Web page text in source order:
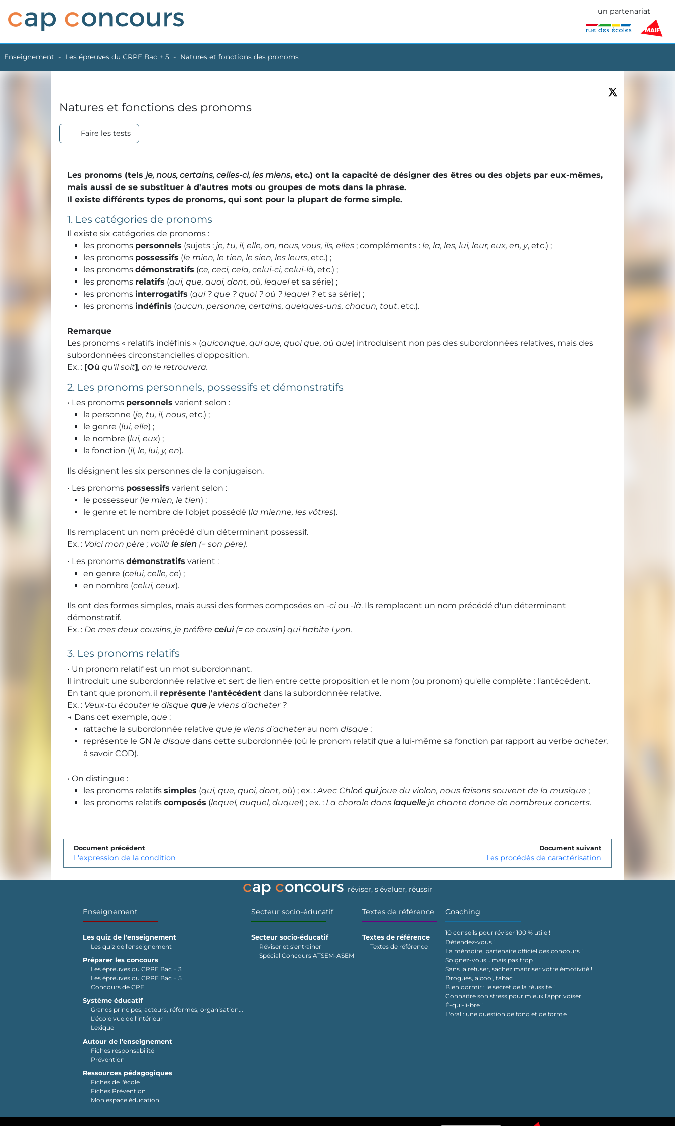
un partenariat
Enseignement Les épreuves du CRPE Bac + 5 Natures et fonctions des pronoms
Natures et fonctions des pronoms
Faire les tests
Les pronoms (tels je, nous, certains, celles-ci, les miens, etc.) ont la capacité de désigner des êtres ou des objets par eux-mêmes,
mais aussi de se substituer à d'autres mots ou groupes de mots dans la phrase.
Il existe différents types de pronoms, qui sont pour la plupart de forme simple.
1. Les catégories de pronoms
Il existe six catégories de pronoms :
les pronoms personnels (sujets : je, tu, il, elle, on, nous, vous, ils, elles ; compléments : le, la, les, lui, leur, eux, en, y, etc.) ;
les pronoms possessifs (le mien, le tien, le sien, les leurs, etc.) ;
les pronoms démonstratifs (ce, ceci, cela, celui-ci, celui-là, etc.) ;
les pronoms relatifs (qui, que, quoi, dont, où, lequelet sa série) ;
les pronoms interrogatifs (qui ? que ? quoi ? où ? lequel ? et sa série) ;
les pronoms indéfinis (aucun, personne, certains, quelques-uns, chacun, tout, etc.).
Remarque
Les pronoms « relatifs indéfinis » (quiconque, qui que, quoi que, où que) introduisent non pas des subordonnées relatives, mais des
subordonnées circonstancielles d'opposition.
Ex. : [Où qu'il soit], on le retrouvera.
2. Les pronoms personnels, possessifs et démonstratifs
• Les pronoms personnels varient selon :
la personne (je, tu, il, nous, etc.) ;
le genre (lui, elle) ;
le nombre (lui, eux) ;
la fonction (il, le, lui, y, en).
Ils désignent les six personnes de la conjugaison.
• Les pronoms possessifs varient selon :
le possesseur (le mien, le tien) ;
le genre et le nombre de l'objet possédé (la mienne, les vôtres).
Ils remplacent un nom précédé d'un déterminant possessif.
Ex. : Voici mon père ; voilà le sien (= son père).
• Les pronoms démonstratifs varient :
en genre (celui, celle, ce) ;
en nombre (celui, ceux).
Ils ont des formes simples, mais aussi des formes composées en -ciou -là. Ils remplacent un nom précédé d'un déterminant
démonstratif.
Ex. : De mes deux cousins, je préfère celui(= ce cousin) qui habite Lyon.
3. Les pronoms relatifs
• Un pronom relatif est un mot subordonnant.
Il introduit une subordonnée relative et sert de lien entre cette proposition et le nom (ou pronom) qu'elle complète : l'antécédent.
En tant que pronom, il représente l'antécédent dans la subordonnée relative.
Ex. : Veux-tu écouter le disque que je viens d'acheter ?
→ Dans cet exemple, que :
rattache la subordonnée relative que je viens d'acheterau nom disque ;
représente le GN le disque dans cette subordonnée (où le pronom relatifque a lui-même sa fonction par rapport au verbe acheter,
à savoir COD).
• On distingue :
les pronoms relatifs simples (qui, que, quoi, dont, où) ; ex. :Avec Chloé quijoue du violon, nous faisons souvent de la musique ;
les pronoms relatifs composés (lequel, auquel, duquel) ; ex. : La chorale dans laquelle je chante donne de nombreux concerts.
Document précédent
L'expression de la condition
Document suivant
Les procédés de caractérisation
réviser, s'évaluer, réussir
Enseignement
Les quiz de l'enseignement
Les quiz de l'enseignement
Préparer les concours
Les épreuves du CRPE Bac + 3
Les épreuves du CRPE Bac + 5
Concours de CPE
Système éducatif
Grands principes, acteurs, réformes, organisation...
L'école vue de l'intérieur
Lexique
Autour de l'enseignement
Fiches responsabilité
Prévention
Ressources pédagogiques
Fiches de l'école
Fiches Prévention
Mon espace éducation
Secteur socio-éducatif
Secteur socio-éducatif
Réviser et s'entraîner
Spécial Concours ATSEM-ASEM
Textes de référence
Textes de référence
Textes de référence
Coaching
10 conseils pour réviser 100 % utile !
Détendez-vous !
La mémoire, partenaire officiel des concours !
Soignez-vous… mais pas trop !
Sans la refuser, sachez maîtriser votre émotivité !
Drogues, alcool, tabac
Bien dormir : le secret de la réussite !
Connaître son stress pour mieux l'apprivoiser
É-qui-li-bre !
L'oral : une question de fond et de forme